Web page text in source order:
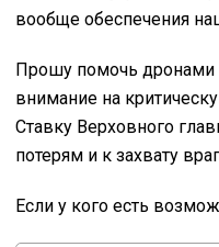
вообще обеспечения
Прошу помочь дронами
внимание на
Ставку Верховного
потерям и к захвату
Если у кого есть